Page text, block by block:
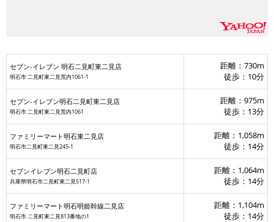
セブン-イレブン 明石二見町東二見店
明石市 二見町東二見荒内1061-1
距離：730m
徒歩：10分
セブン-イレブン明石二見町東二見店
明石市 二見町東二見荒内1061
距離：975m
徒歩：13分
ファミリーマート明石東二見店
明石市二見町東二見245-1
距離：1,058m
徒歩：14分
セブンイレブン明石二見町店
兵庫県明石市二見町東二見517-1
距離：1,064m
徒歩：14分
ファミリーマート明石明姫幹線二見店
明石市 二見町東二見813番地の1
距離：1,104m
徒歩：14分
山脈